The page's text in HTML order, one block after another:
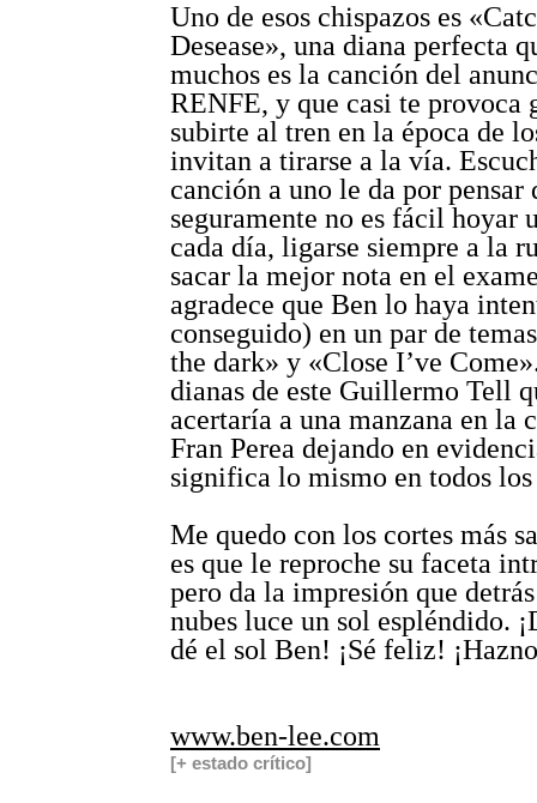
Uno de esos chispazos es
Desease», una diana perfecta
muchos es la canción del
RENFE, y que casi te provoca
subirte al tren en la época de
invitan a tirarse a la vía.
canción a uno le da por pensar
seguramente no es fácil hoyar
cada día, ligarse siempre a la
sacar la mejor nota en el
agradece que Ben lo haya
conseguido) en un par de
the dark» y «Close I’ve
dianas de este Guillermo Tell
acertaría a una manzana en la
Fran Perea dejando en
significa lo mismo en todos
Me quedo con los cortes más
es que le reproche su faceta
pero da la impresión que detrás
nubes luce un sol espléndido.
dé el sol Ben! ¡Sé feliz!
www.ben-lee.com
[+ estado crítico]